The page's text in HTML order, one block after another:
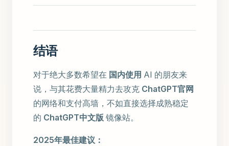
结语
对于绝大多数希望在 国内使用 AI 的朋友来
说，与其花费大量精力去攻克 ChatGPT官网
的网络和支付高墙，不如直接选择成熟稳定
的 ChatGPT中文版 镜像站。
2025年最佳建议：